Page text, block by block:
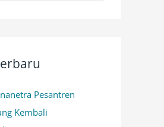
Pesantren
Kembali